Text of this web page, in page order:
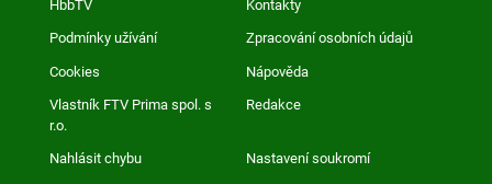
HbbTV Kontakty
Podmínky užívání Zpracování osobních údajů
Cookies Nápověda
Vlastník FTV Prima spol. s
r.o.
Redakce
Nahlásit chybu Nastavení soukromí